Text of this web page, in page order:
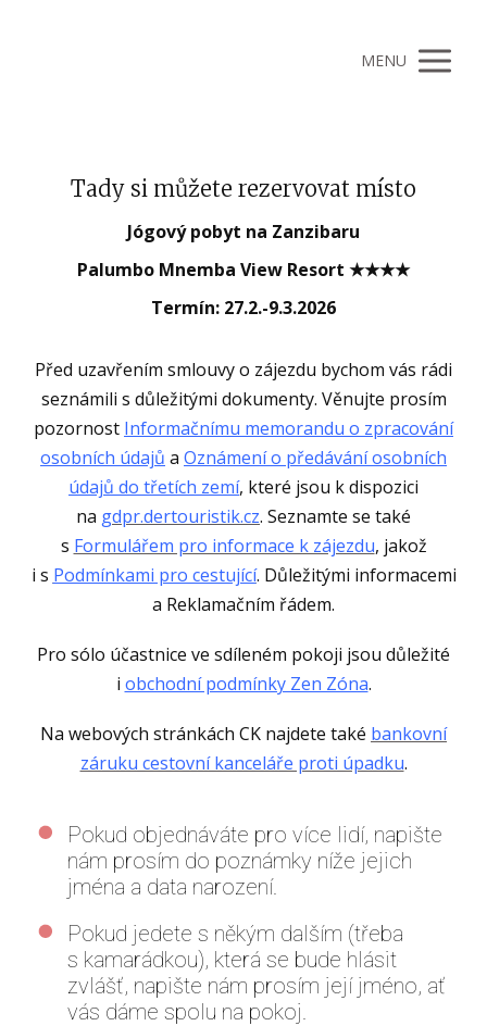
MENU
Tady si můžete rezervovat místo
Jógový pobyt na Zanzibaru
Palumbo Mnemba View Resort ★★★★
Termín: 27.2.-9.3.2026
Před uzavřením smlouvy o zájezdu bychom vás rádi
seznámili s důležitými dokumenty. Věnujte prosím
pozornost Informačnímu memorandu o zpracování
osobních údajů a Oznámení o předávání osobních
údajů do třetích zemí, které jsou k dispozici
na gdpr.dertouristik.cz. Seznamte se také
s Formulářem pro informace k zájezdu, jakož
i s Podmínkami pro cestující. Důležitými informacemi
a Reklamačním řádem.
Pro sólo účastnice ve sdíleném pokoji jsou důležité
i obchodní podmínky Zen Zóna.
Na webových stránkách CK najdete také bankovní
záruku cestovní kanceláře proti úpadku.
Pokud objednáváte pro více lidí, napište
nám prosím do poznámky níže jejich
jména a data narození.
Pokud jedete s někým dalším (třeba
s kamarádkou), která se bude hlásit
zvlášť, napište nám prosím její jméno, ať
vás dáme spolu na pokoj.